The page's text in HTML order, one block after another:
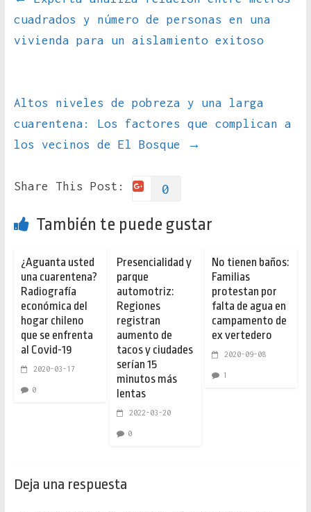
cuadrados y número de personas en una
vivienda para un aislamiento exitoso
Altos niveles de pobreza y una larga
cuarentena: Los factores que complican a
los vecinos de El Bosque
→
Share This Post: 0
También te puede gustar
¿Aguanta usted
una cuarentena?
Radiografía
económica del
hogar chileno
que se enfrenta
al Covid-19
2020-03-17
0
Presencialidad y
parque
automotriz:
Regiones
registran
aumento de
tacos y ciudades
serían 15
minutos más
lentas
2022-03-20
0
No tienen baños:
Familias
protestan por
falta de agua en
campamento de
ex vertedero
2020-09-08
1
Deja una respuesta